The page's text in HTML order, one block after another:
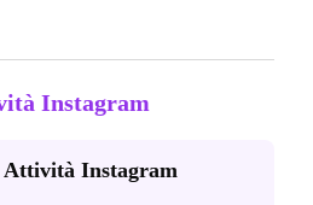
Instagram
Attività Instagram